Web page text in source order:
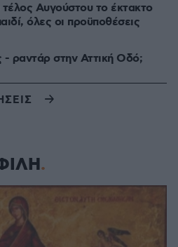
Αυγούστου το έκτακτο
όλες οι προϋποθέσεις
- ραντάρ στην Αττική Οδό;